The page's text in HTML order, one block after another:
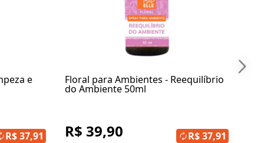
e
R$ 37,91
Floral para Ambientes - Reequilíbrio
do Ambiente 50ml
R$ 39,90 R$ 37,91